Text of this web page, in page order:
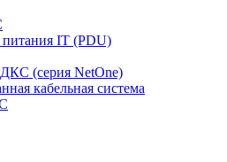
питания IT (PDU)
(серия NetOne)
кабельная система